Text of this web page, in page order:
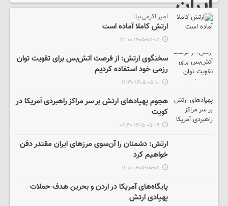
امیر اکرمی‌نیا:
ارتش کاملا آماده است
۱۴۰۵-۰۵-۱۵ ۱۳:۰۰
سخنگوی ارتش: از فرصت آتش‌بس برای تقویت توان
رزمی خود استفاده کردیم
۱۴۰۵-۰۵-۱۰ ۱۱:۳۰
هجوم پهپادهای ارتش بر سر مراکز راهبردی آمریکا در
کویت
۱۴۰۵-۰۵-۰۹ ۰۹:۴۰
ارتش: دشمنان را آن‌سوی مرزهای ایران مقتدر دفن
خواهیم کرد
۱۴۰۵-۰۵-۰۵ ۱۱:۱۰
پایگاه‌های آمریکا در اردن و بحرین هدف حملات
پهپادی ارتش